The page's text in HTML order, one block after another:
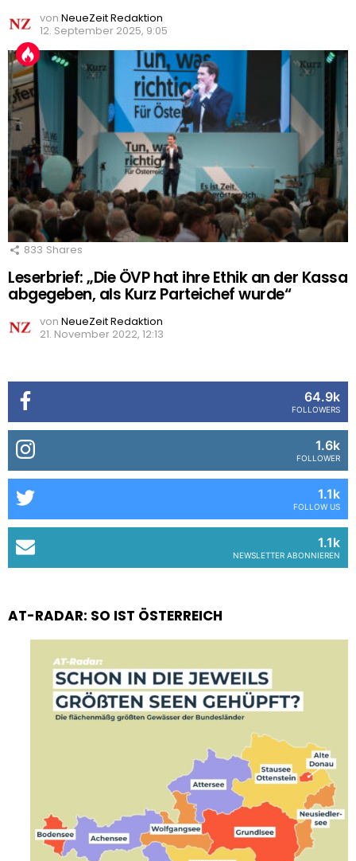
von NeueZeit Redaktion
12. September 2025, 9:05
833 Shares
Leserbrief: „Die ÖVP hat ihre Ethik an der Kassa
abgegeben, als Kurz Parteichef wurde“
von NeueZeit Redaktion
21. November 2022, 12:13
64.9k
FOLLOWERS
1.6k
FOLLOWER
1.1k
FOLLOW US
1.1k
NEWSLETTER ABONNIEREN
AT-RADAR: SO IST ÖSTERREICH